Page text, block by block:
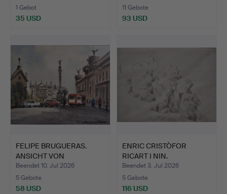
1 Gebot
35 USD
11 Gebote
93 USD
FELIPE BRUGUERAS.
ANSICHT VON
COLUMBUS, BA…
Beendet 10. Jul 2026
5 Gebote
58 USD
ENRIC CRISTÒFOR
RICART I NIN.
Kirchenansic…
Beendet 3. Jul 2026
5 Gebote
116 USD